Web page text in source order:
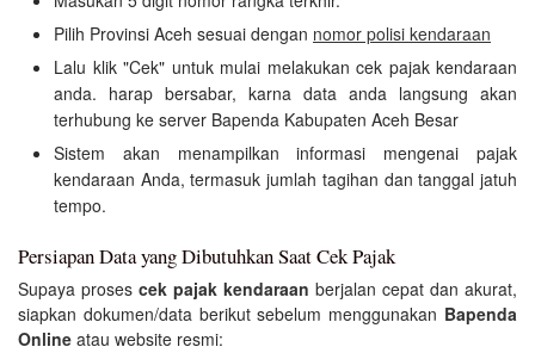
Pilih Provinsi Aceh sesuai dengan nomor polisi kendaraan
Lalu klik "Cek" untuk mulai melakukan cek pajak kendaraan
anda. harap bersabar, karna data anda langsung akan
terhubung ke server Bapenda Kabupaten Aceh Besar
Sistem akan menampilkan informasi mengenai pajak
kendaraan Anda, termasuk jumlah tagihan dan tanggal jatuh
tempo.
Persiapan Data yang Dibutuhkan Saat Cek Pajak
Supaya proses cek pajak kendaraan berjalan cepat dan akurat,
siapkan dokumen/data berikut sebelum menggunakan Bapenda
Online atau website resmi: